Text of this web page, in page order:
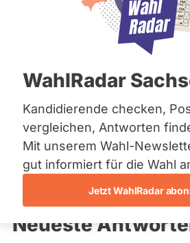
Bremen
Hamburg
Mecklenburg-
Nordrhein-Westfalen
Saarland
Sachsen
Sachsen-Anhalt
Sachsen-Anhalt
Schleswig-Holstein
Thüringen
Archiv
Über uns
WahlRadar
Kandidierende checken,
vergleichen, Antworten
Mit unserem Wahl-
gut informiert für die Wahl
Jetzt WahlRadar
Fragen Sie Ihre
Kandidierenden
Informieren Sie sich über die
2017!
Neueste